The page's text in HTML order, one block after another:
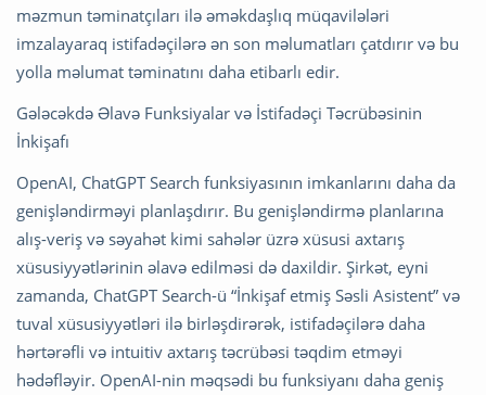
məzmun təminatçıları ilə əməkdaşlıq müqavilələri
imzalayaraq istifadəçilərə ən son məlumatları çatdırır və bu
yolla məlumat təminatını daha etibarlı edir.
Gələcəkdə Əlavə Funksiyalar və İstifadəçi Təcrübəsinin
İnkişafı
OpenAI, ChatGPT Search funksiyasının imkanlarını daha da
genişləndirməyi planlaşdırır. Bu genişləndirmə planlarına
alış-veriş və səyahət kimi sahələr üzrə xüsusi axtarış
xüsusiyyətlərinin əlavə edilməsi də daxildir. Şirkət, eyni
zamanda, ChatGPT Search-ü “İnkişaf etmiş Səsli Asistent” və
tuval xüsusiyyətləri ilə birləşdirərək, istifadəçilərə daha
hərtərəfli və intuitiv axtarış təcrübəsi təqdim etməyi
hədəfləyir. OpenAI-nin məqsədi bu funksiyanı daha geniş